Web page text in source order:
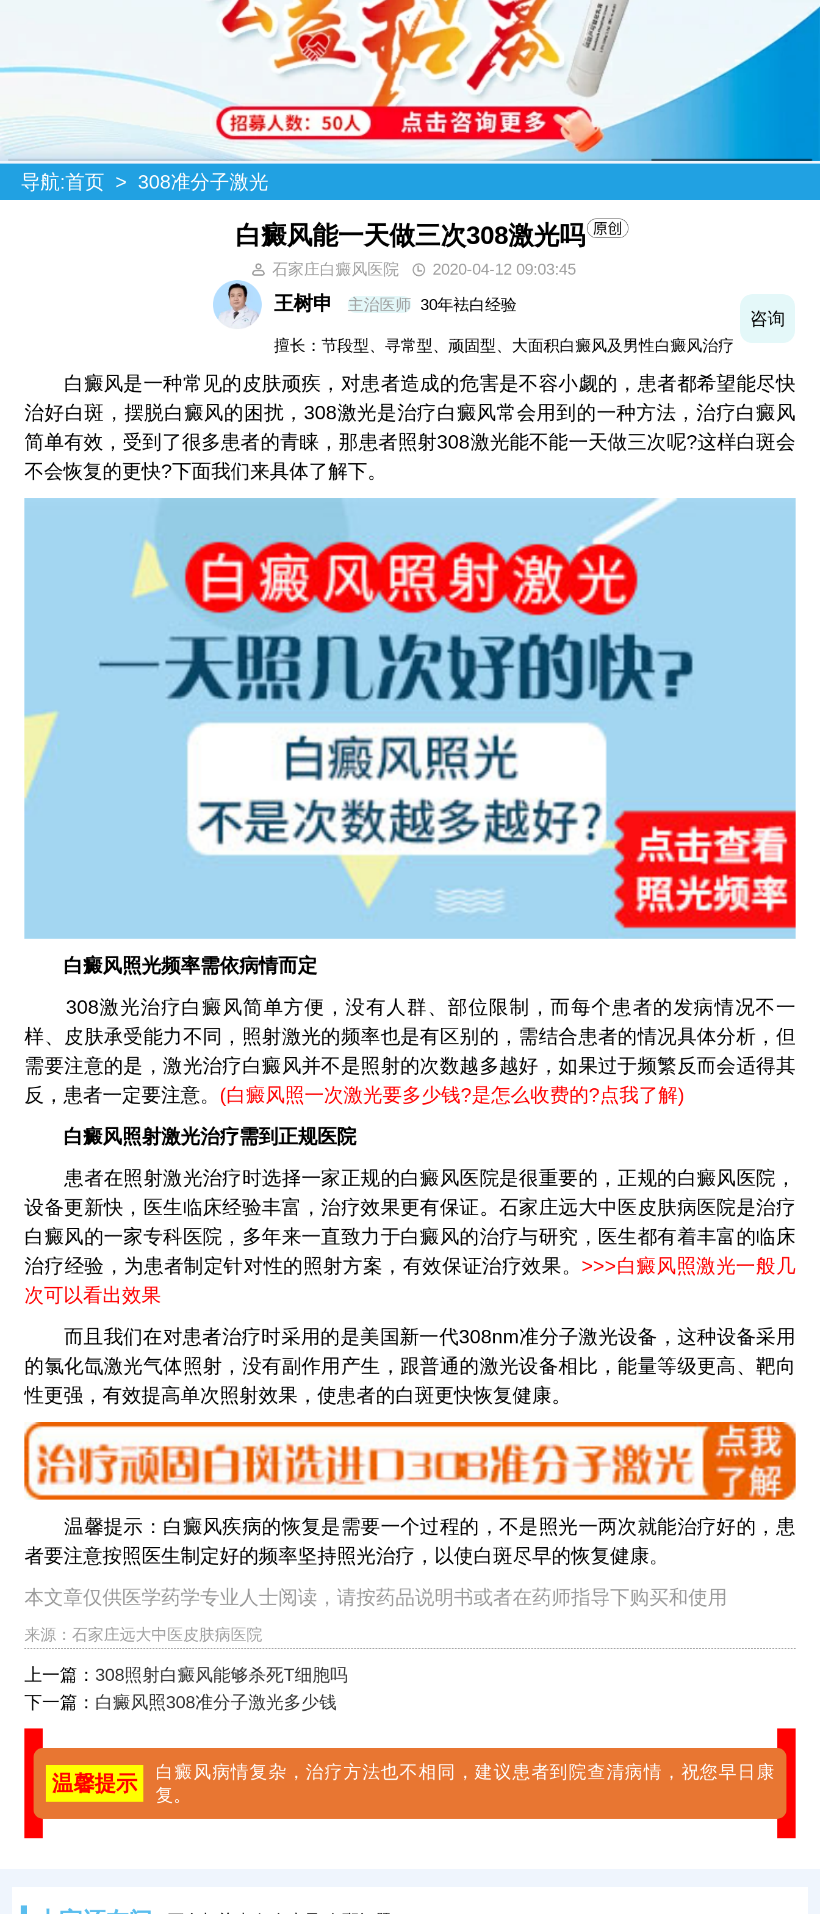
导航:首页 > 308准分子激光
白癜风能一天做三次308激光吗
石家庄白癜风医院 2020-04-12 09:03:45
李洪燕 主任医师 30年袪白经验
中国中药信息学会人才信息分会理事，擅长儿童及面部白斑,复发型白斑诊断与治疗
白癜风是一种常见的皮肤顽疾，对患者造成的危害是不容小觑的，患者都希望能尽快
治好白斑，摆脱白癜风的困扰，308激光是治疗白癜风常会用到的一种方法，治疗白癜风
简单有效，受到了很多患者的青睐，那患者照射308激光能不能一天做三次呢?这样白斑会
不会恢复的更快?下面我们来具体了解下。
白癜风照光频率需依病情而定
308激光治疗白癜风简单方便，没有人群、部位限制，而每个患者的发病情况不一
样、皮肤承受能力不同，照射激光的频率也是有区别的，需结合患者的情况具体分析，但
需要注意的是，激光治疗白癜风并不是照射的次数越多越好，如果过于频繁反而会适得其
反，患者一定要注意。 (白癜风照一次激光要多少钱?是怎么收费的?点我了解)
白癜风照射激光治疗需到正规医院
患者在照射激光治疗时选择一家正规的白癜风医院是很重要的，正规的白癜风医院，
设备更新快，医生临床经验丰富，治疗效果更有保证。石家庄远大中医皮肤病医院是治疗
白癜风的一家专科医院，多年来一直致力于白癜风的治疗与研究，医生都有着丰富的临床
治疗经验，为患者制定针对性的照射方案，有效保证治疗效果。 >>>白癜风照激光一般几
次可以看出效果
而且我们在对患者治疗时采用的是美国新一代308nm准分子激光设备，这种设备采用
的氯化氙激光气体照射，没有副作用产生，跟普通的激光设备相比，能量等级更高、靶向
性更强，有效提高单次照射效果，使患者的白斑更快恢复健康。
温馨提示：白癜风疾病的恢复是需要一个过程的，不是照光一两次就能治疗好的，患
者要注意按照医生制定好的频率坚持照光治疗，以使白斑尽早的恢复健康。
本文章仅供医学药学专业人士阅读，请按药品说明书或者在药师指导下购买和使用
来源：石家庄远大中医皮肤病医院
上一篇： 308照射白癜风能够杀死T细胞吗
下一篇： 白癜风照308准分子激光多少钱
温馨提示
白癜风病情复杂，治疗方法也不相同，建议患者到院查清病情，祝您早日康
复。